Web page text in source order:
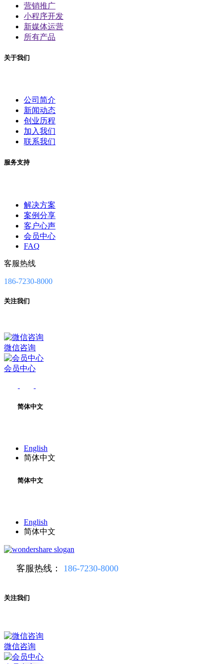
营销推广
小程序开发
新媒体运营
所有产品
关于我们
公司简介
新闻动态
创业历程
加入我们
联系我们
服务支持
解决方案
案例分享
客户心声
会员中心
FAQ
客服热线
186-7230-8000
关注我们
微信咨询
会员中心
简体中文
English
简体中文
简体中文
English
简体中文
客服热线： 186-7230-8000
关注我们
微信咨询